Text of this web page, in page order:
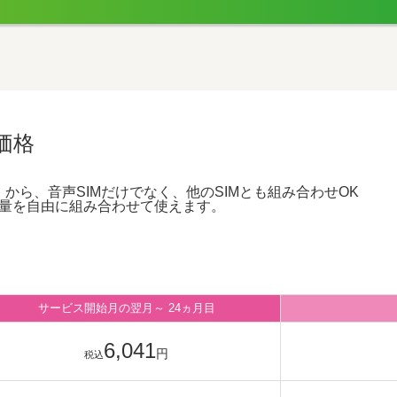
格
ら、音声SIMだけでなく、他のSIMとも組み合わせOK
を自由に組み合わせて使えます。
サービス開始月の翌月～ 24ヵ月目
税込6,041円